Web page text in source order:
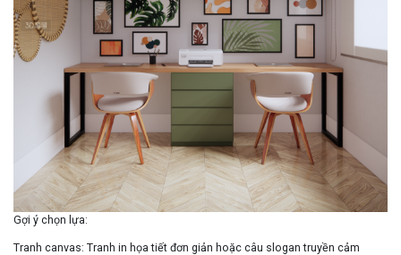
Gợi ý chọn lựa:
Tranh canvas: Tranh in họa tiết đơn giản hoặc câu slogan truyền cảm